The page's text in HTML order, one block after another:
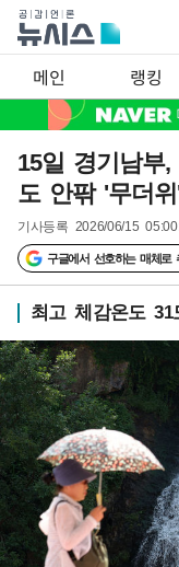
메인 랭킹
15일 경기남
도 안팎 '무더
기사등록 2026/06/15
구글에서 선호하는 매체로
최고 체감온도 31